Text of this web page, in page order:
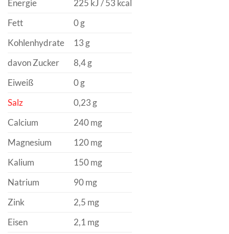
Energie
225 kJ / 53 kcal
Fett
0 g
Kohlenhydrate
13 g
davon Zucker
8,4 g
Eiweiß
0 g
Salz
0,23 g
Calcium
240 mg
Magnesium
120 mg
Kalium
150 mg
Natrium
90 mg
Zink
2,5 mg
Eisen
2,1 mg